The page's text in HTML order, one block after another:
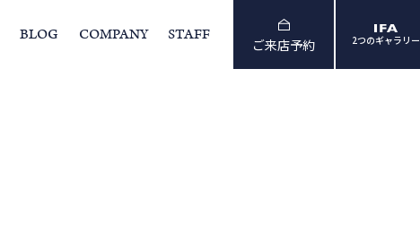
BLOG COMPANY STAFF
ご来店予約 2つのギャラリー